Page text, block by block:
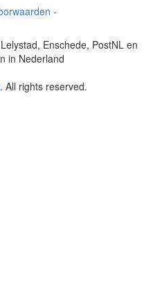
-
Enschede, PostNL en
in Nederland
. All rights reserved.